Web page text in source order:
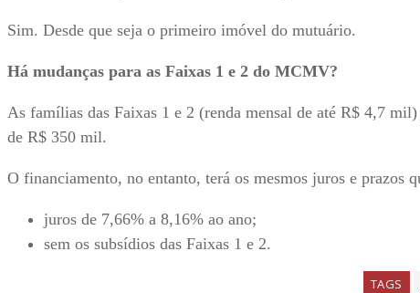
Sim. Desde que seja o primeiro imóvel do mutuário.
Há mudanças para as Faixas 1 e 2 do MCMV?
As famílias das Faixas 1 e 2 (renda mensal de até R$ 4,7
de R$ 350 mil.
O financiamento, no entanto, terá os mesmos juros e prazos
juros de 7,66% a 8,16% ao ano;
sem os subsídios das Faixas 1 e 2.
TAGS